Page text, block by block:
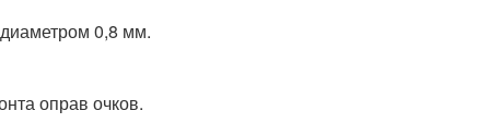
0,8 мм.
оправ очков.